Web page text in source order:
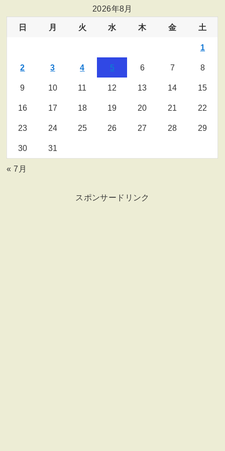
2026年8月
日 月 火 水 木 金 土
1
2 3 4 5 6 7 8
9 10 11 12 13 14 15
16 17 18 19 20 21 22
23 24 25 26 27 28 29
30 31
« 7月
スポンサードリンク